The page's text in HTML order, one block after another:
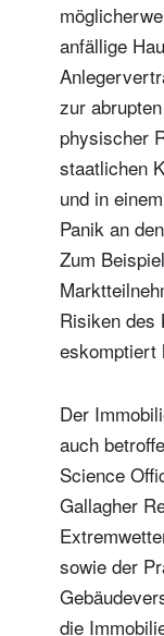
anfällige
zur
physischer
staatlichen
und in
Panik an
Zum
Risiken des
eskomptiert
Der
auch
Science
Gallagher
sowie der
die
Email
Titel
Name